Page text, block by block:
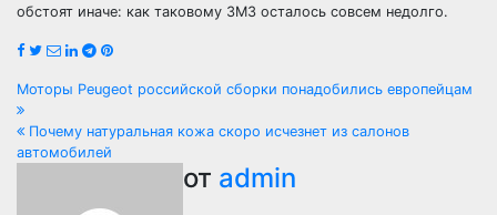
обстоят иначе: как таковому ЗМЗ осталось совсем недолго.
Навигация
по
Моторы Peugeot российской сборки понадобились европейцам
Почему натуральная кожа скоро исчезнет из салонов
автомобилей
от admin